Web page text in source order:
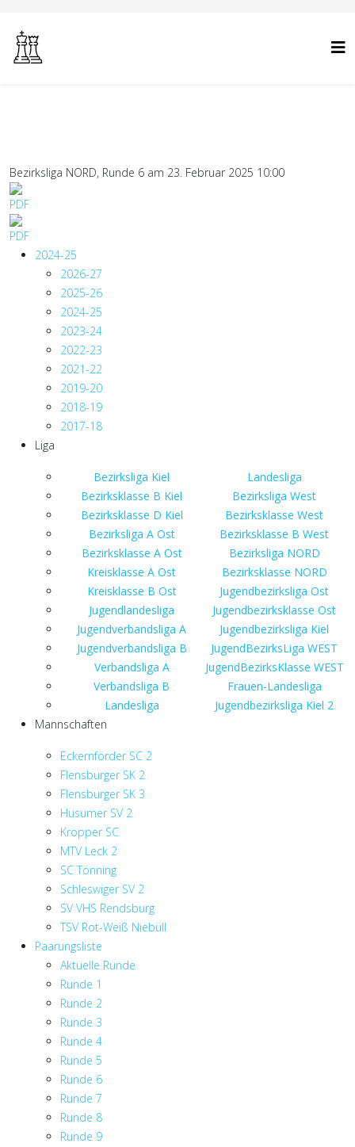
Bezirksliga NORD, Runde 6 am 23. Februar 2025 10:00
2024-25
2026-27
2025-26
2024-25
2023-24
2022-23
2021-22
2019-20
2018-19
2017-18
Liga
Bezirksliga Kiel
Landesliga
Bezirksklasse B Kiel
Bezirksliga West
Bezirksklasse D Kiel
Bezirksklasse West
Bezirksliga A Ost
Bezirksklasse B West
Bezirksklasse A Ost
Bezirksliga NORD
Kreisklasse A Ost
Bezirksklasse NORD
Kreisklasse B Ost
Jugendbezirksliga Ost
Jugendlandesliga
Jugendbezirksklasse Ost
Jugendverbandsliga A
Jugendbezirksliga Kiel
Jugendverbandsliga B
JugendBezirksLiga WEST
Verbandsliga A
JugendBezirksKlasse WEST
Verbandsliga B
Frauen-Landesliga
Landesliga
Jugendbezirksliga Kiel 2
Mannschaften
Eckernförder SC 2
Flensburger SK 2
Flensburger SK 3
Husumer SV 2
Kropper SC
MTV Leck 2
SC Tönning
Schleswiger SV 2
SV VHS Rendsburg
TSV Rot-Weiß Niebüll
Paarungsliste
Aktuelle Runde
Runde 1
Runde 2
Runde 3
Runde 4
Runde 5
Runde 6
Runde 7
Runde 8
Runde 9